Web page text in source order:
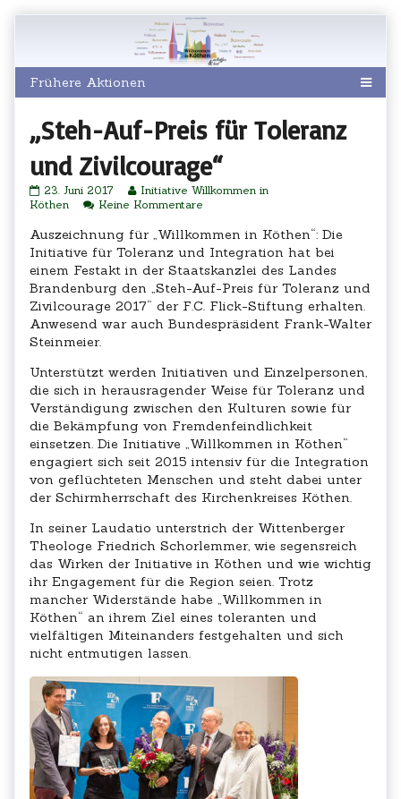
„Steh-Auf-Preis für Toleranz
und Zivilcourage“
„Steh-
Auf-
für
Toleranz
und
Zivilcourage“
published
on
23. Juni 2017
Read
more
by
author
of
„Steh-
Auf-
Preis
für
Zivilcourage“,
Initiative Willkommen in
Köthen
Keine Kommentarezu
Auf-
Preis
für
Toleranz
und
Zivilcourage“
Auszeichnung für „Willkommen in Köthen“: Die
Initiative für Toleranz und Integration hat bei
einem Festakt in der Staatskanzlei des Landes
Brandenburg den „Steh-Auf-Preis für Toleranz und
Zivilcourage 2017“ der F.C. Flick-Stiftung erhalten.
Anwesend war auch Bundespräsident Frank-Walter
Steinmeier.
Unterstützt werden Initiativen und Einzelpersonen,
die sich in herausragender Weise für Toleranz und
Verständigung zwischen den Kulturen sowie für
die Bekämpfung von Fremdenfeindlichkeit
einsetzen. Die Initiative „Willkommen in Köthen“
engagiert sich seit 2015 intensiv für die Integration
von geflüchteten Menschen und steht dabei unter
der Schirmherrschaft des Kirchenkreises Köthen.
In seiner Laudatio unterstrich der Wittenberger
Theologe Friedrich Schorlemmer, wie segensreich
das Wirken der Initiative in Köthen und wie wichtig
ihr Engagement für die Region seien. Trotz
mancher Widerstände habe „Willkommen in
Köthen“ an ihrem Ziel eines toleranten und
vielfältigen Miteinanders festgehalten und sich
nicht entmutigen lassen.